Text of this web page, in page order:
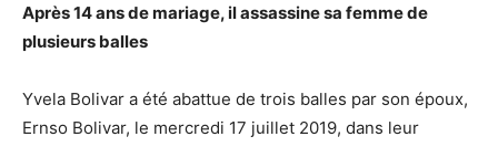
Après 14 ans de mariage, il assassine sa femme de
plusieurs balles
Yvela Bolivar a été abattue de trois balles par son époux,
Ernso Bolivar, le mercredi 17 juillet 2019, dans leur